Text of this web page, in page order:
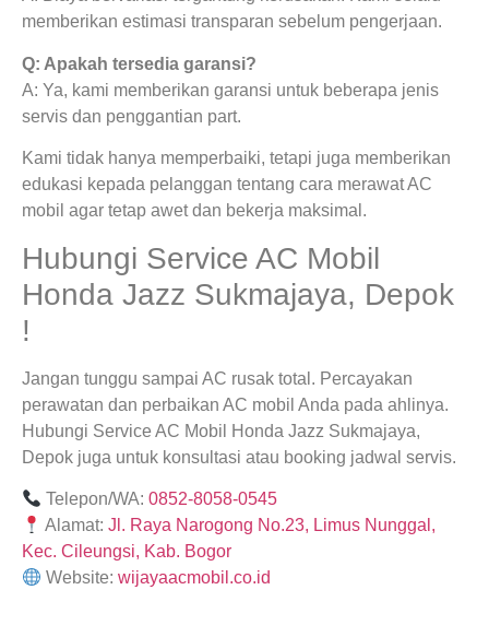
memberikan estimasi transparan sebelum pengerjaan.
Q: Apakah tersedia garansi?
A: Ya, kami memberikan garansi untuk beberapa jenis
servis dan penggantian part.
Kami tidak hanya memperbaiki, tetapi juga memberikan
edukasi kepada pelanggan tentang cara merawat AC
mobil agar tetap awet dan bekerja maksimal.
Hubungi Service AC Mobil
Honda Jazz Sukmajaya, Depok
!
Jangan tunggu sampai AC rusak total. Percayakan
perawatan dan perbaikan AC mobil Anda pada ahlinya.
Hubungi Service AC Mobil Honda Jazz Sukmajaya,
Depok juga untuk konsultasi atau booking jadwal servis.
Telepon/WA:0852-8058-0545
Alamat:Jl. Raya Narogong No.23, Limus Nunggal,
Kec. Cileungsi, Kab. Bogor
Website:wijayaacmobil.co.id